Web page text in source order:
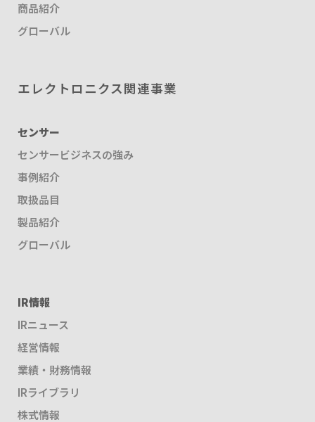
商品紹介
グローバル
エレクトロニクス関連事業
センサー
センサービジネスの強み
事例紹介
取扱品目
製品紹介
グローバル
IR情報
IRニュース
経営情報
業績・財務情報
IRライブラリ
株式情報